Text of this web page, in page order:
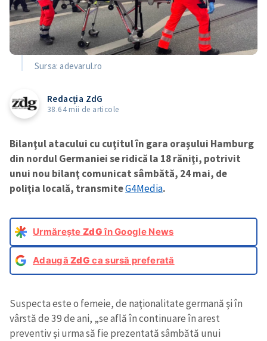
Sursa: adevarul.ro
Redacția ZdG
38.64 mii de articole
Bilanţul atacului cu cuţitul în gara oraşului Hamburg
din nordul Germaniei se ridică la 18 răniţi, potrivit
unui nou bilanţ comunicat sâmbătă, 24 mai, de
poliţia locală, transmiteG4Media.
Urmărește ZdGîn Google News
AdaugăZdG ca sursă preferată
Suspecta este o femeie, de naţionalitate germană şi în
vârstă de 39 de ani, „se află în continuare în arest
preventiv şi urma să fie prezentată sâmbătă unui